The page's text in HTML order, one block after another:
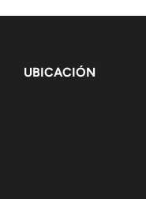
UBICACIÓN